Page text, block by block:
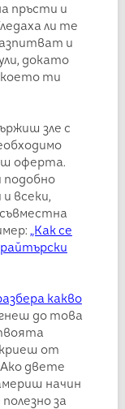
пръсти и
ли те
и
докато
ти
зле с
оферта.
подобно
всеки,
„Как се
какво
до това
от
двете
начин
за